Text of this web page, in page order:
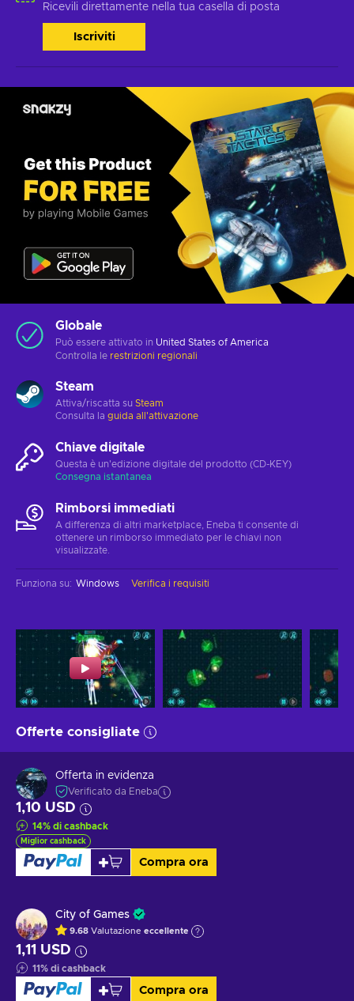
Ricevili direttamente nella tua casella di posta
Iscriviti
Globale
Può essere attivato in United States of America
Controlla le restrizioni regionali
Steam
Attiva/riscatta su Steam
Consulta la guida all'attivazione
Chiave digitale
Questa è un'edizione digitale del prodotto (CD-KEY)
Consegna istantanea
Rimborsi immediati
A differenza di altri marketplace, Eneba ti consente di
ottenere un rimborso immediato per le chiavi non
visualizzate.
Funziona su: Windows Verifica i requisiti
Offerte consigliate
Offerta in evidenza
Verificato da Eneba
1,10 USD
14% di cashback
Miglior cashback
Compra ora
City of Games
9.68 Valutazione eccellente
1,11 USD
11% di cashback
Compra ora